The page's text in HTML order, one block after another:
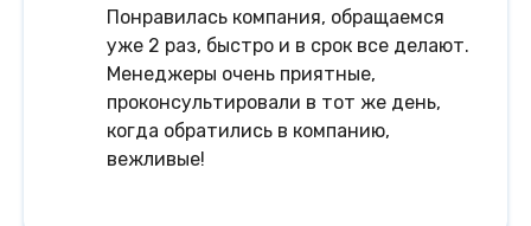
Понравилась компания, обращаемся
уже 2 раз, быстро и в срок все делают.
Менеджеры очень приятные,
проконсультировали в тот же день,
когда обратились в компанию,
вежливые!